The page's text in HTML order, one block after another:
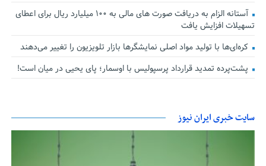
آستانه الزام به دریافت صورت های مالی به ۱۰۰ میلیارد ریال برای اعطای
تسهیلات افزایش یافت
کره‌ای‌ها با تولید مواد اصلی نمایشگرها بازار تلویزیون را تغییر می‌دهند
پشت‌پرده تمدید قرارداد پرسپولیس با اوسمار؛ پای یحیی در میان است!
سایت خبری ایران نیوز